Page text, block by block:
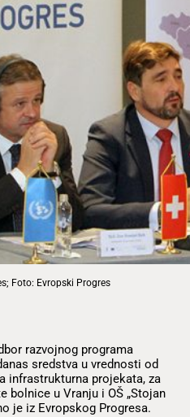
Foto: Evropski Progres
razvojnog programa
sredstva u vrednosti od
infrastrukturna projekata, za
bolnice u Vranju i OŠ „Stojan
je iz Evropskog Progresa.